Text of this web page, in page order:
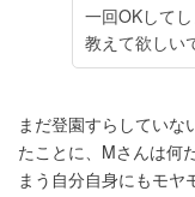
一回OKして
教えて欲しい
まだ登園すらしていな
たことに、Mさんは何
まう自分自身にもモヤ